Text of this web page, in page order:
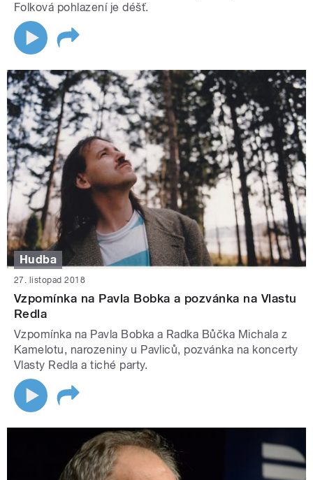
Folková pohlazení je déšť.
Hudba
27. listopad 2018
Vzpomínka na Pavla Bobka a pozvánka na Vlastu
Redla
Vzpomínka na Pavla Bobka a Radka Bůčka Michala z
Kamelotu, narozeniny u Pavliců, pozvánka na koncerty
Vlasty Redla a tiché party.